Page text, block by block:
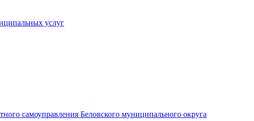
услуг
самоуправления Беловского муниципального округа